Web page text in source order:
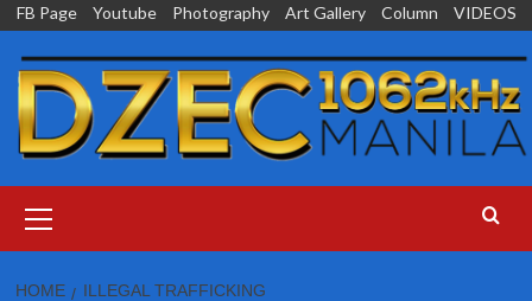
Skip
content
FB Page Youtube Photography Art Gallery Column VIDEOS
Menu
HOME ILLEGAL TRAFFICKING